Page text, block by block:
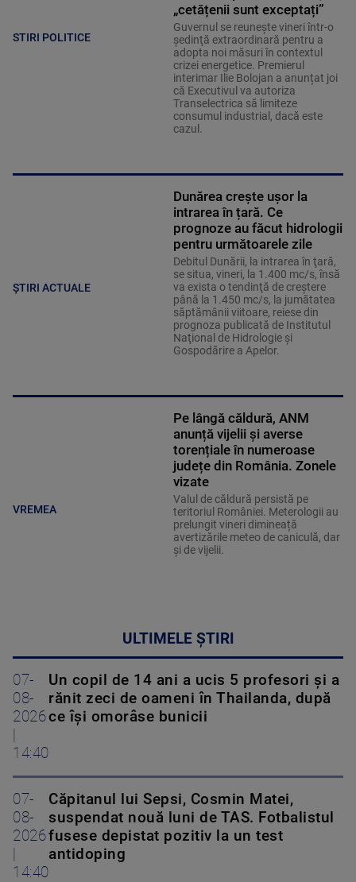
STIRI POLITICE
„cetățenii sunt exceptați”
Guvernul se reuneşte vineri într-o
şedinţă extraordinară pentru a
adopta noi măsuri în contextul
crizei energetice. Premierul
interimar Ilie Bolojan a anunțat joi
că Executivul va autoriza
Transelectrica să limiteze
consumul industrial, dacă este
cazul.
ȘTIRI ACTUALE
Dunărea crește ușor la
intrarea în țară. Ce
prognoze au făcut hidrologii
pentru următoarele zile
Debitul Dunării, la intrarea în ţară,
se situa, vineri, la 1.400 mc/s, însă
va exista o tendinţă de creştere
până la 1.450 mc/s, la jumătatea
săptămânii viitoare, reiese din
prognoza publicată de Institutul
Naţional de Hidrologie şi
Gospodărire a Apelor.
VREMEA
Pe lângă căldură, ANM
anunță vijelii și averse
torențiale în numeroase
județe din România. Zonele
vizate
Valul de căldură persistă pe
teritoriul României. Meterologii au
prelungit vineri dimineață
avertizările meteo de caniculă, dar
și de vijelii.
ULTIMELE ȘTIRI
07-
08-
2026
|
14:40
Un copil de 14 ani a ucis 5 profesori și a
rănit zeci de oameni în Thailanda, după
ce își omorâse bunicii
07-
08-
2026
|
14:40
Căpitanul lui Sepsi, Cosmin Matei,
suspendat nouă luni de TAS. Fotbalistul
fusese depistat pozitiv la un test
antidoping